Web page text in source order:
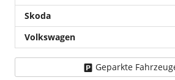
Skoda
Volkswagen
Geparkte